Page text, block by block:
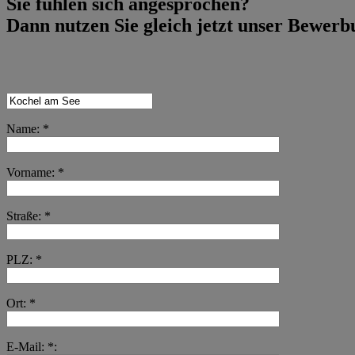
Dann nutzen Sie gleich jetzt unser
Name: *
Vorname: *
Straße: *
PLZ: *
Ort: *
E-Mail: *: